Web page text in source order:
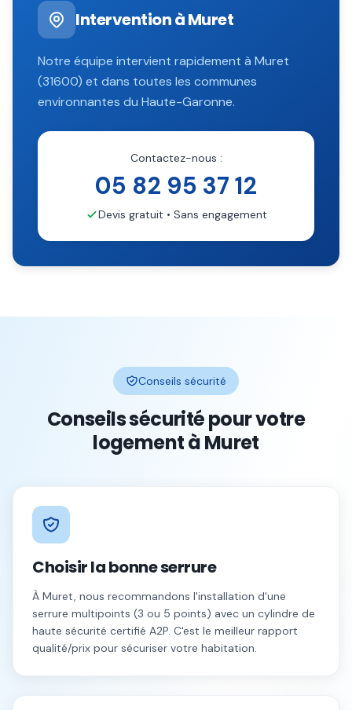
Intervention àMuret
Notre équipe intervient rapidement à Muret
(31600) et dans toutes les communes
environnantes du Haute-Garonne.
Contactez-nous :
05 82 95 37 12
Devis gratuit • Sans engagement
Conseils sécurité
Conseils sécurité pour votre
logement àMuret
Choisir la bonne serrure
À Muret, nous recommandons l'installation d'une
serrure multipoints (3 ou 5 points) avec un cylindre de
haute sécurité certifié A2P. C'est le meilleur rapport
qualité/prix pour sécuriser votre habitation.